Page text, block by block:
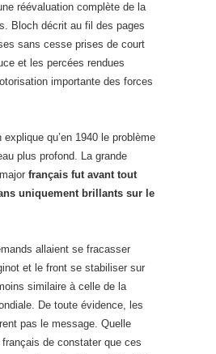
réévaluation complète de la
Bloch décrit au fil des pages
sans cesse prises de court
et les percées rendues
importante des forces
qu’en 1940 le problème
plus profond. La grande
français fut avant tout
uniquement brillants sur le
allaient se fracasser
et le front se stabiliser sur
similaire à celle de la
De toute évidence, les
pas le message. Quelle
de constater que ces